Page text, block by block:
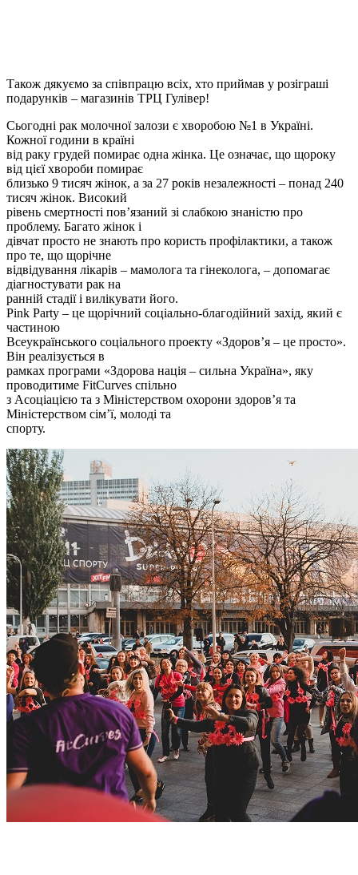
Також дякуємо за співпрацю всіх, хто приймав у розіграші
подарунків – магазинів ТРЦ Гулівер!
Сьогодні рак молочної залози є хворобою №1 в Україні.
Кожної години в країні
від раку грудей помирає одна жінка. Це означає, що щороку
від цієї хвороби помирає
близько 9 тисяч жінок, а за 27 років незалежності – понад 240
тисяч жінок. Високий
рівень смертності пов’язаний зі слабкою знаністю про
проблему. Багато жінок і
дівчат просто не знають про користь профілактики, а також
про те, що щорічне
відвідування лікарів – мамолога та гінеколога, – допомагає
діагностувати рак на
ранній стадії і вилікувати його.
Pink Party – це щорічний соціально-благодійний захід, який є
частиною
Всеукраїнського соціального проекту «Здоров’я – це просто».
Він реалізується в
рамках програми «Здорова нація – сильна Україна», яку
проводитиме FitCurves спільно
з Асоціацією та з Міністерством охорони здоров’я та
Міністерством сім’ї, молоді та
спорту.